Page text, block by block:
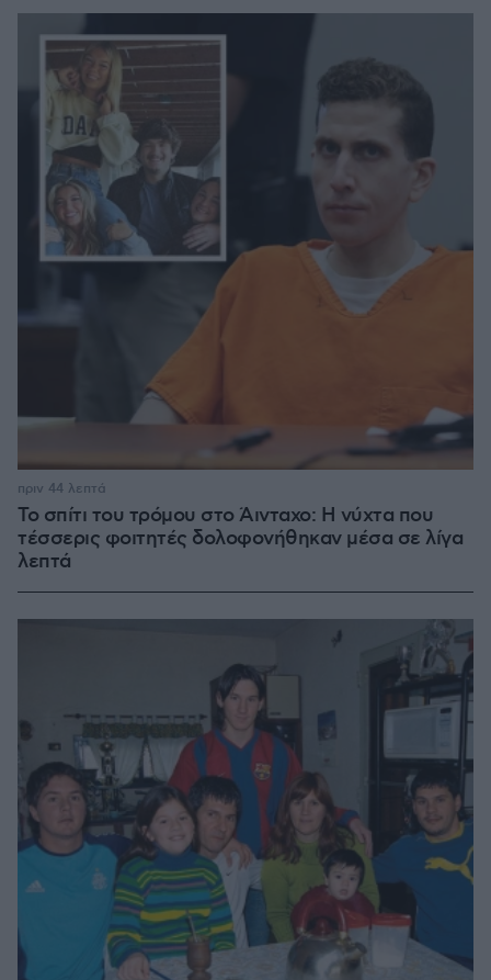
Το σπίτι του τρόμου στο Άινταχο: Η νύχτα που
τέσσερις φοιτητές δολοφονήθηκαν μέσα σε λίγα
λεπτά
πριν 44 λεπτά